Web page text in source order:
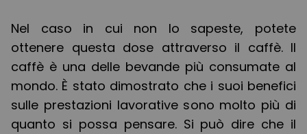
Nel caso in cui non lo sapeste, potete
ottenere questa dose attraverso il caffè. Il
caffè è una delle bevande più consumate al
mondo. È stato dimostrato che i suoi benefici
sulle prestazioni lavorative sono molto più di
quanto si possa pensare. Si può dire che il